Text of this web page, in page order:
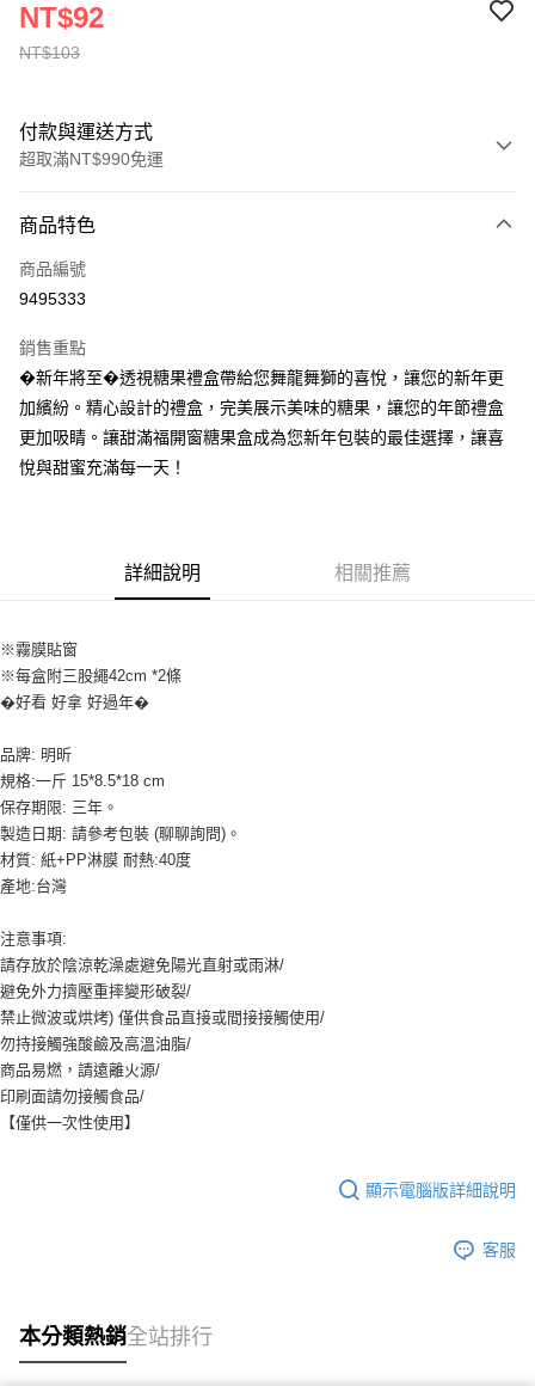
NT$103
NT$92
付款與運送方式
超取滿NT$990免運
信用卡一次付款
超商取貨付款
Apple Pay
街口支付
悠遊付
【關於「AFTEE先享後付」】
便利好安心！
１．簡單：不需註冊會員、不需綁卡、不需儲值。
２．便利：只要手機號碼，簡訊認證，即可結帳。
３．安心：先確認商品／服務後，再付款。
【「AFTEE先享後付」結帳流程】
１．於結帳方式選擇「AFTEE先享後付」後，將跳轉至「AFTEE先享後付」
結帳頁面，進行簡訊認證並確認金額後，即可完成結帳。
２．訂單成立數日內，您將收到繳費通知簡訊。
３．收到繳費通知簡訊後14天內，點擊此簡訊中的連結，可透過四大超商／
ATM／網路銀行／等多元方式進行付款，方視為交易完成。
※ 請注意：結帳手續完成當下不需立刻繳費，但若您需要取消訂單，請聯絡
後付繳納相關費用。
※ 交易是否成功請以「AFTEE先享後付 」之結帳頁面顯示為準，若有關於
是否繳費成功／繳費後需取消欲退款等相關疑問，請聯繫「AFTEE先享後付
客戶支援中心」https://netprotections.freshdesk.com/support/home
【注意事項】
１．透過由恩沛科技股份有限公司提供之「AFTEE先享後付」服務完成之交
易，需依本服務之必要範圍內提供個人資料，並將交易相關給付款項請求債
權轉讓予恩沛科技股份有限公司。
２．關於個人資料處理事宜，請瀏覽以下網址：
「AFTEE先享後付」，若未經同意申辦者引起之損失，本公司不負相關責
時審查核予不同之上限額度；若仍有額度不足之情形，本公司將視審查結果
運送方式
kg
每筆NT$90，滿NT$990(含以上)免運費
付款後全家取貨-重量限制含紙箱10kg，請控制商品重量在9~
9.5kg
每筆NT$90，滿NT$990(含以上)免運費
7-11取貨付款-重量限制含紙箱10kg，請控制商品重量在9~9.5
kg
每筆NT$90，滿NT$990(含以上)免運費
付款後7-11取貨-重量限制含紙箱10kg，請控制商品重量在9~
9.5kg
每筆NT$90，滿NT$990(含以上)免運費
商品特色
商品編號
9495333
銷售重點
�新年將至�透視糖果禮盒帶給您舞龍舞獅的喜悅，讓您的新年更
加繽紛。精心設計的禮盒，完美展示美味的糖果，讓您的年節禮盒
更加吸睛。讓甜滿福開窗糖果盒成為您新年包裝的最佳選擇，讓喜
悅與甜蜜充滿每一天！
詳細說明 相關推薦
※霧膜貼窗
※每盒附三股繩42cm *2條
�好看 好拿 好過年�
品牌: 明昕
規格:一斤 15*8.5*18 cm
保存期限: 三年。
製造日期: 請參考包裝 (聊聊詢問)。
材質: 紙+PP淋膜 耐熱:40度
產地:台灣
注意事項:
請存放於陰涼乾澡處避免陽光直射或雨淋/
避免外力擠壓重摔變形破裂/
禁止微波或烘烤) 僅供食品直接或間接接觸使用/
勿持接觸強酸鹼及高溫油脂/
商品易燃，請遠離火源/
印刷面請勿接觸食品/
【僅供一次性使用】
顯示電腦版詳細說明
客服
本分類熱銷全站排行